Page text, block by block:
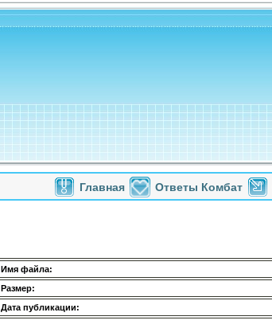
Главная Ответы Комбат
Имя файла:
Размер:
Дата публикации: